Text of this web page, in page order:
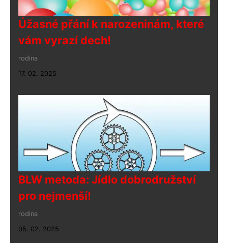
Úžasné přání k narozeninám, které
vám vyrazí dech!
rodina
17. 02. 2025
BLW metoda: Jídlo dobrodružství
pro nejmenší!
rodina
05. 02. 2025